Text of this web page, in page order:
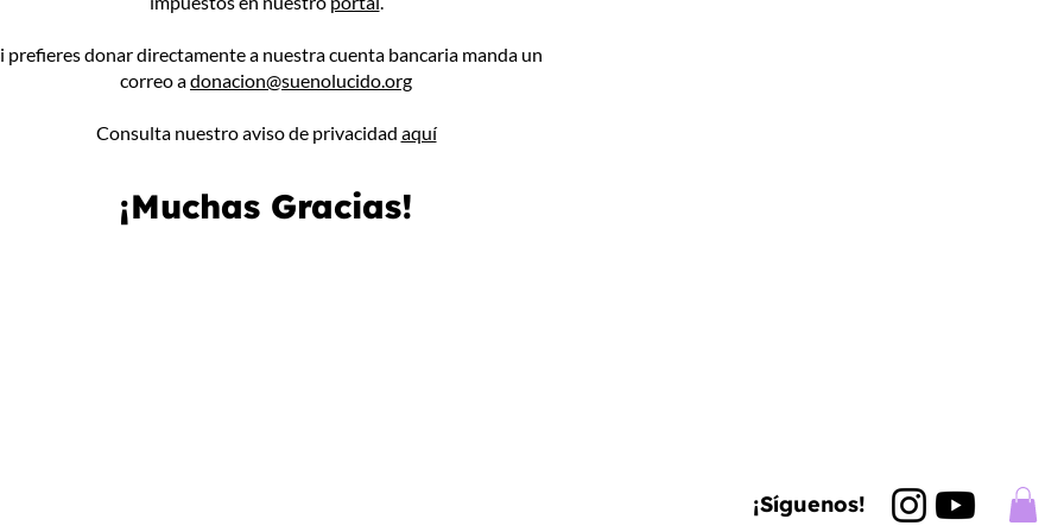
prefieres donar directamente a nuestra cuenta bancaria manda un
correo adonacion@suenolucido.org
Consulta nuestro aviso de privacidad aquí
¡Muchas Gracias!
¡Síguenos!